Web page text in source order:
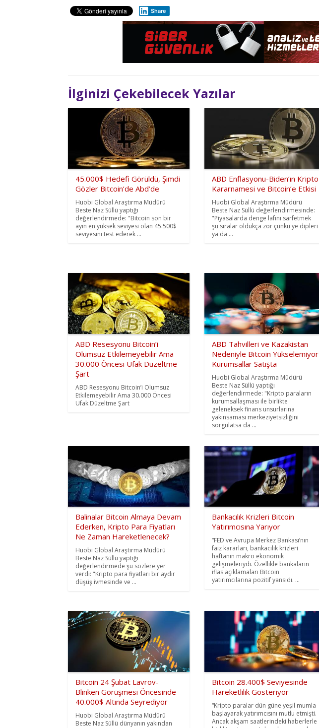
Share
İlginizi Çekebilecek Yazılar
45.000$ Hedefi Görüldü, Şimdi
Gözler Bitcoin’de Abd’de
Huobi Global Araştırma Müdürü
Beste Naz Süllü yaptığı
değerlendirmede: "Bitcoin son bir
ayın en yüksek seviyesi olan 45.500$
seviyesini test ederek ...
ABD Enflasyonu-Biden’ın Kripto
Kararnamesi ve Bitcoin’e Etkisi
Huobi Global Araştırma Müdürü
Beste Naz Süllü değerlendirmesinde:
"Piyasalarda denge lafını sarfetmek
şu sıralar oldukça zor çünkü ye dipleri
ya da ...
ABD Resesyonu Bitcoin’i
Olumsuz Etkilemeyebilir Ama
30.000 Öncesi Ufak Düzeltme
Şart
ABD Resesyonu Bitcoin’i Olumsuz
Etkilemeyebilir Ama 30.000 Öncesi
Ufak Düzeltme Şart
ABD Tahvilleri ve Kazakistan
Nedeniyle Bitcoin Yükselemiyor
Kurumsallar Satışta
Huobi Global Araştırma Müdürü
Beste Naz Süllü yaptığı
değerlendirmede: "Kripto paraların
kurumsallaşması ile birlikte
geleneksek finans unsurlarına
yakınsaması merkeziyetsizliğini
sorgulatsa da ...
Balinalar Bitcoin Almaya Devam
Ederken, Kripto Para Fiyatları
Ne Zaman Hareketlenecek?
Huobi Global Araştırma Müdürü
Beste Naz Süllü yaptığı
değerlendirmede şu sözlere yer
verdi: "Kripto para fiyatları bir aydır
düşüş ivmesinde ve ...
Bankacılık Krizleri Bitcoin
Yatırımcısına Yarıyor
“FED ve Avrupa Merkez Bankası’nın
faiz kararları, bankacılık krizleri
haftanın makro ekonomik
gelişmeleriydi. Özellikle bankaların
iflas açıklamaları Bitcoin
yatırımcılarına pozitif yansıdı. ...
Bitcoin 24 Şubat Lavrov-
Blinken Görüşmesi Öncesinde
40.000$ Altında Seyrediyor
Huobi Global Araştırma Müdürü
Beste Naz Süllü dünyanın yakından
Bitcoin 28.400$ Seviyesinde
Hareketlilik Gösteriyor
“Kripto paralar dün güne yeşil mumla
başlayarak yatırımcısını mutlu etmişti.
Ancak akşam saatlerindeki haberlerle